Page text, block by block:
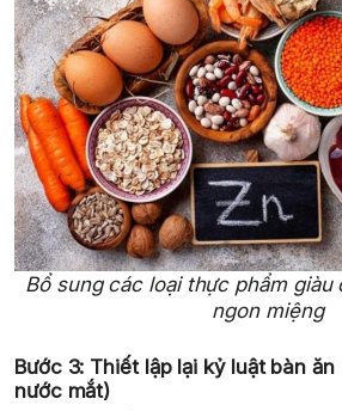
Bổ sung các loại thực phẩm giàu
ngon miệng
Bước 3: Thiết lập lại kỷ luật bàn
nước mắt)